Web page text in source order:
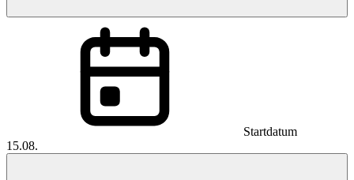
Startdatum
15.08.